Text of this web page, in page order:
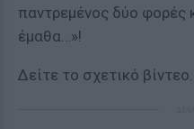
παντρεμένος δύο φορές
έμαθα…»!
Δείτε το σχετικό